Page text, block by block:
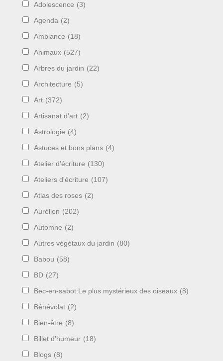
Adolescence (3)
Agenda (2)
Ambiance (18)
Animaux (527)
Arbres du jardin (22)
Architecture (5)
Art (372)
Artisanat d'art (2)
Astrologie (4)
Astuces et bons plans (4)
Atelier d'écriture (130)
Ateliers d'écriture (107)
Atlas des roses (2)
Aurélien (202)
Automne (2)
Autres végétaux du jardin (80)
Babou (58)
BD (27)
Bec-en-sabot:Le plus mystérieux des oiseaux (8)
Bénévolat (2)
Bien-être (8)
Billet d'humeur (18)
Blogs (8)